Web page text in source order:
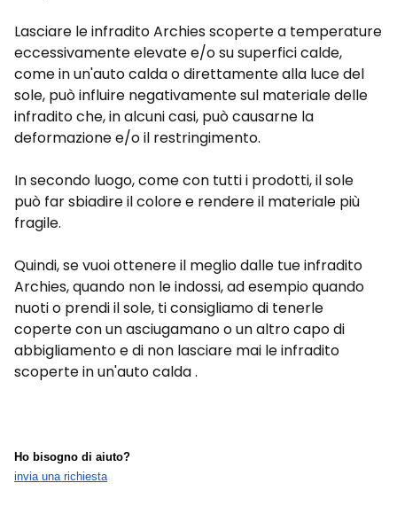
Lasciare le infradito Archies scoperte a temperature
eccessivamente elevate e/o su superfici calde,
come in un'auto calda o direttamente alla luce del
sole, può influire negativamente sul materiale delle
infradito che, in alcuni casi, può causarne la
deformazione e/o il restringimento.
In secondo luogo, come con tutti i prodotti, il sole
può far sbiadire il colore e rendere il materiale più
fragile.
Quindi, se vuoi ottenere il meglio dalle tue infradito
Archies, quando non le indossi, ad esempio quando
nuoti o prendi il sole, ti consigliamo di tenerle
coperte con un asciugamano o un altro capo di
abbigliamento e di non lasciare mai le infradito
scoperte in un'auto calda .
Ho bisogno di aiuto?
invia una richiesta